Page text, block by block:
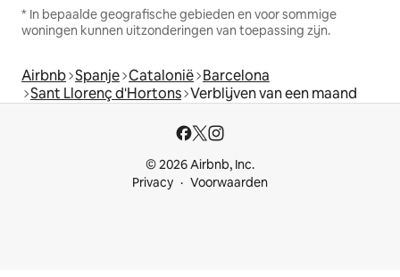
* In bepaalde geografische gebieden en voor sommige
woningen kunnen uitzonderingen van toepassing zijn.
Airbnb Spanje Catalonië Barcelona
Sant Llorenç d'Hortons Verblijven van een maand
© 2026 Airbnb, Inc.
Privacy
Voorwaarden